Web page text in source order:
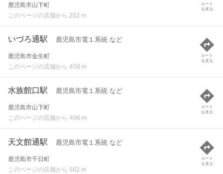
鹿児島市山下町
このページの店舗から 252 m
ルート
を見る
いづろ通駅 鹿児島市電１系統 など
鹿児島市金生町
このページの店舗から 456 m
ルート
を見る
水族館口駅 鹿児島市電１系統 など
鹿児島市山下町
このページの店舗から 496 m
ルート
を見る
天文館通駅 鹿児島市電１系統 など
鹿児島市千日町
このページの店舗から 562 m
ルート
を見る